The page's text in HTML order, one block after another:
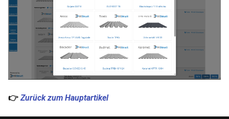
s
i
e
t
👉Zurück zum Hauptartikel